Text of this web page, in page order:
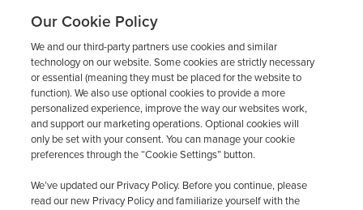
carretera?
Obtén un presupuesto gratuito en cuestión de minutos y
programa tu instalación hoy mismo.
Solicita un presupuesto gratuito
Our Cookie Policy
We and our third-party partners use cookies and similar
technology on our website. Some cookies are strictly necessary
or essential (meaning they must be placed for the website to
function). We also use optional cookies to provide a more
personalized experience, improve the way our websites work,
and support our marketing operations. Optional cookies will
only be set with your consent. You can manage your cookie
preferences through the “Cookie Settings” button.
We’ve updated our Privacy Policy. Before you continue, please
read our new Privacy Policy and familiarize yourself with the